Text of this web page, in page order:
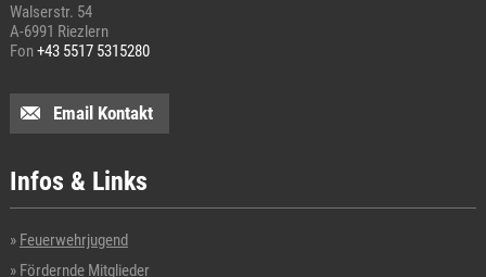
Walserstr. 54
A-6991 Riezlern
Fon+43 5517 5315280
Email Kontakt
Infos & Links
Feuerwehrjugend
Fördernde Mitglieder